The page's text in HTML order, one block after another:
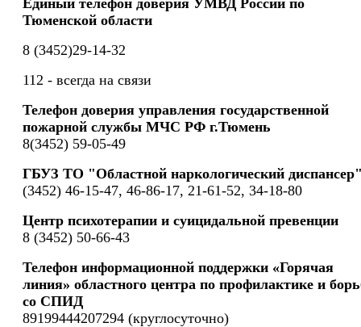
Тюменской области
8 (3452)29-14-32
112 - всегда на связи
Телефон доверия управления государственной
пожарной службы МЧС РФ г.Тюмень
8(3452) 59-05-49
ГБУЗ ТО "Областной наркологический
(3452) 46-15-47, 46-86-17, 21-61-52, 34-18-80
Центр психотерапии и суицидальной превенции
8 (3452) 50-66-43
Телефон информационной поддержки «Горячая
линия» областного центра по профилактике и
со СПИД
89199444207294 (круглосуточно)